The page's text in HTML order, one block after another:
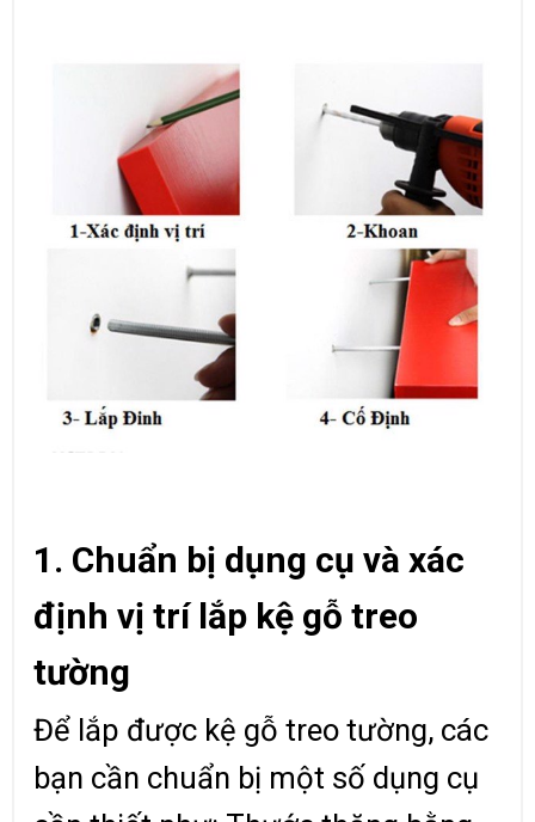
1. Chuẩn bị dụng cụ và xác
định vị trí lắp kệ gỗ treo
tường
Để lắp được kệ gỗ treo tường, các
bạn cần chuẩn bị một số dụng cụ